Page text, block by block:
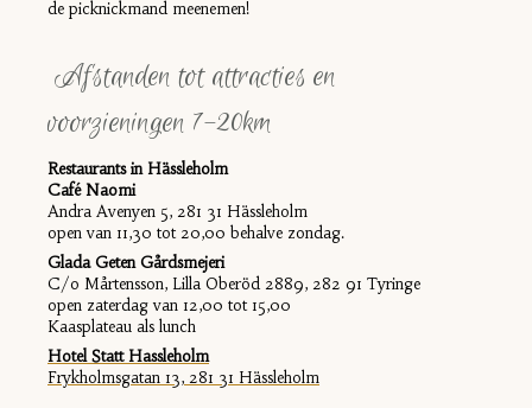
de picknickmand meenemen!
Afstanden tot attracties en
voorzieningen 7-20km
Restaurants in Hässleholm
Café Naomi
Andra Avenyen 5, 281 31 Hässleholm
open van 11,30 tot 20,00 behalve zondag.
Glada Geten Gårdsmejeri
C/o Mårtensson, Lilla Oberöd 2889, 282 91 Tyringe
open zaterdag van 12,00 tot 15,00
Kaasplateau als lunch
Hotel Statt Hassleholm
Frykholmsgatan 13, 281 31 Hässleholm